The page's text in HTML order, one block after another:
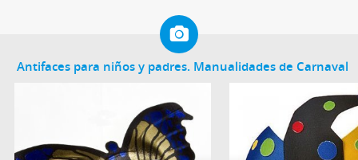
Antifaces para niños y padres. Manualidades de Carnaval